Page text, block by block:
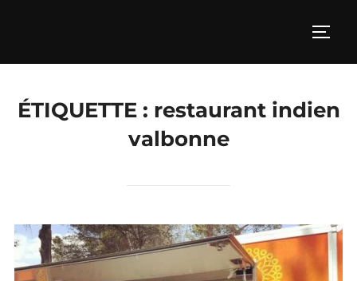
ÉTIQUETTE : restaurant indien
valbonne